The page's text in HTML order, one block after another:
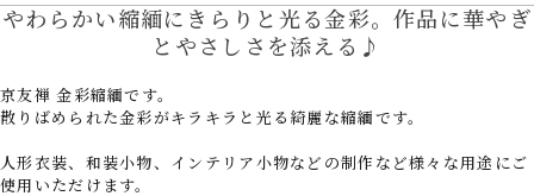
やわらかい縮緬にきらりと光る金彩。作品に華やぎ
とやさしさを添える♪
京友禅 金彩縮緬です。
散りばめられた金彩がキラキラと光る綺麗な縮緬です。
人形衣装、和装小物、インテリア小物などの制作など様々な用途にご
使用いただけます。